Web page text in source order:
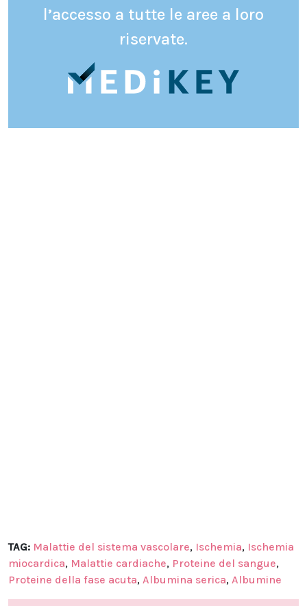
l’accesso a tutte le aree a loro
riservate.
TAG: Malattie del sistema vascolare, Ischemia, Ischemia
miocardica, Malattie cardiache, Proteine del sangue,
Proteine della fase acuta, Albumina serica, Albumine